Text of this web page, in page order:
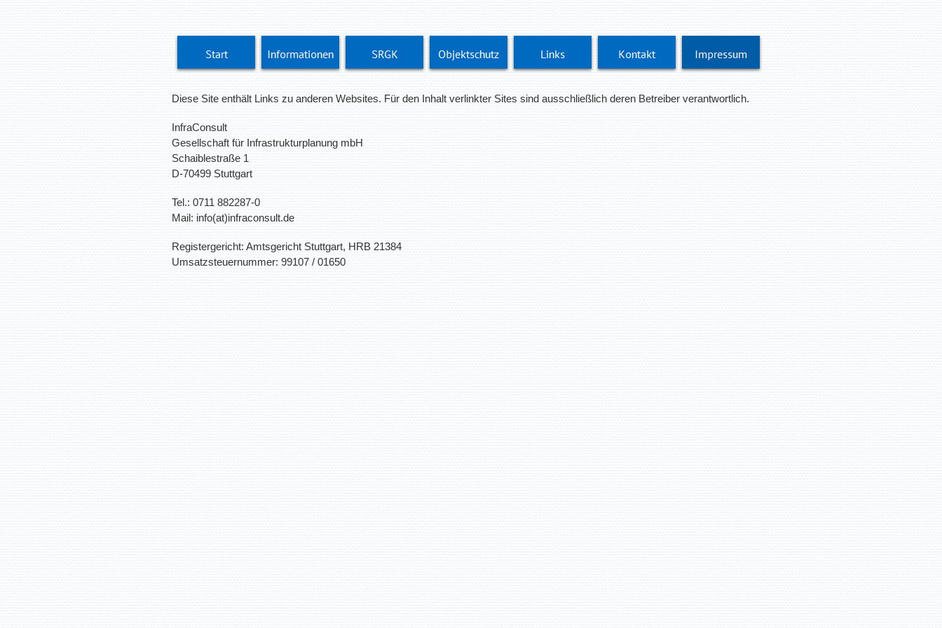
Diese Site enthält Links zu anderen Websites. Für den Inhalt verlinkter Sites sind ausschließlich deren Betreiber verantwortlich.
InfraConsult
Gesellschaft für Infrastrukturplanung mbH
Schaiblestraße 1
D-70499 Stuttgart
Tel.: 0711 882287-0
Mail: info(at)infraconsult.de
Registergericht: Amtsgericht Stuttgart, HRB 21384
Umsatzsteuernummer: 99107 / 01650